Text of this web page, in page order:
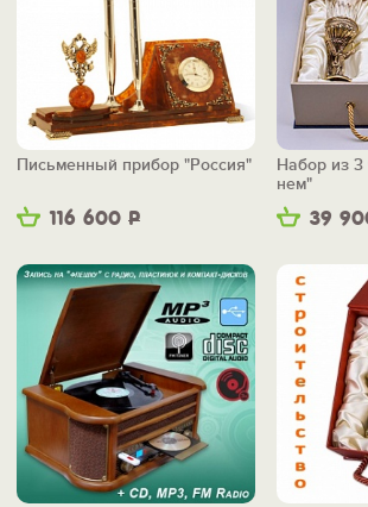
116 600 Р
Письменный прибор "Россия"
39
Набор из 3
нем"